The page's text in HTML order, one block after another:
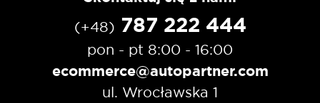
(+48) 787 222 444
pon - pt 8:00 - 16:00
ecommerce@autopartner.com
ul. Wrocławska 1